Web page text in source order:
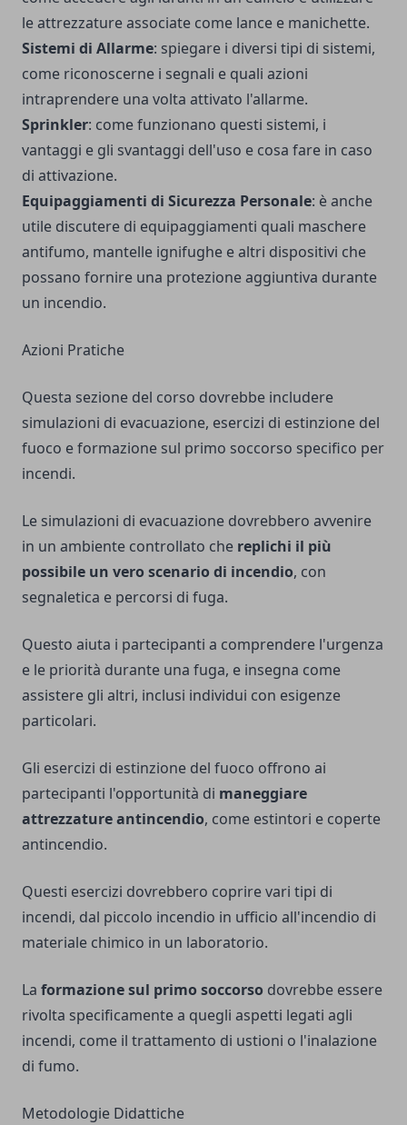
le attrezzature associate come lance e manichette.
Sistemi di Allarme: spiegare i diversi tipi di sistemi,
come riconoscerne i segnali e quali azioni
intraprendere una volta attivato l'allarme.
Sprinkler: come funzionano questi sistemi, i
vantaggi e gli svantaggi dell'uso e cosa fare in caso
di attivazione.
Equipaggiamenti di Sicurezza Personale: è anche
utile discutere di equipaggiamenti quali maschere
antifumo, mantelle ignifughe e altri dispositivi che
possano fornire una protezione aggiuntiva durante
un incendio.
Azioni Pratiche
Questa sezione del corso dovrebbe includere
simulazioni di evacuazione, esercizi di estinzione del
fuoco e formazione sul primo soccorso specifico per
incendi.
Le simulazioni di evacuazione dovrebbero avvenire
in un ambiente controllato che replichi il più
possibile un vero scenario di incendio, con
segnaletica e percorsi di fuga.
Questo aiuta i partecipanti a comprendere l'urgenza
e le priorità durante una fuga, e insegna come
assistere gli altri, inclusi individui con esigenze
particolari.
Gli esercizi di estinzione del fuoco offrono ai
partecipanti l'opportunità di maneggiare
attrezzature antincendio, come estintori e coperte
antincendio.
Questi esercizi dovrebbero coprire vari tipi di
incendi, dal piccolo incendio in ufficio all'incendio di
materiale chimico in un laboratorio.
La formazione sul primo soccorso dovrebbe essere
rivolta specificamente a quegli aspetti legati agli
incendi, come il trattamento di ustioni o l'inalazione
di fumo.
Metodologie Didattiche